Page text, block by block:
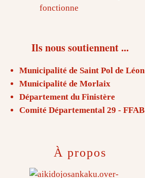
À propos
fonctionne
Ils nous soutiennent ...
Municipalité de Saint Pol de Léon
Municipalité de Morlaix
Département du Finistère
Comité Départemental 29 - FFAB